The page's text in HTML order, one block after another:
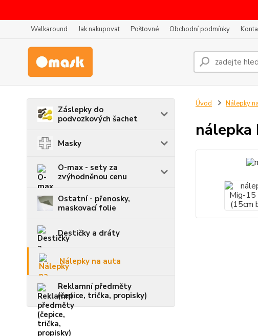
Walkaround Jak nakupovat Poštovné Obchodní podmínky
Záslepky do
podvozkových šachet
Masky
O-max - sety za
zvýhodněnou cenu
Ostatní - přenosky,
maskovací folie
Destičky a dráty
Nálepky na auta
Reklamní předměty
(čepice, trička, propisky)
Úvod Nálepky